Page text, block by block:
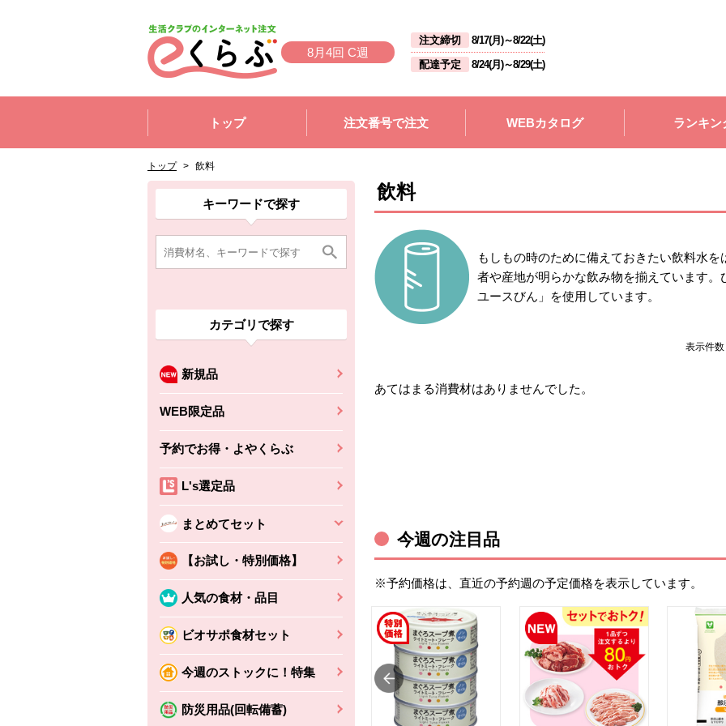
8月4回 C週
注文締切 8/17(月)～8/22(土)
配達予定
8/24(月)～8/29(土)
トップ
注文番号で注文 WEBカタログ ランキン
トップ > 飲料
ここから消費材検索メニューです。
キーワードで探す
カテゴリで探す
新規品
WEB限定品
予約でお得・よやくらぶ
L's選定品
まとめてセット
【お試し・特別価格】
人気の食材・品目
ビオサポ食材セット
今週のストックに！特集
防災用品(回転備蓄)
消費材検索メニューここまで。
ここから本文です。
ここから組合員向けメニューです。
組合員向けメニューここまで。
ここから本文です。 飲料
もしもの時のために備えておきたい飲料水
者や産地が明らかな飲み物を揃えています
ユースびん」を使用しています。
表示件数
あてはまる消費材はありませんでした。
今週の注目品
※予約価格は、直近の予約週の予定価格を表示しています。